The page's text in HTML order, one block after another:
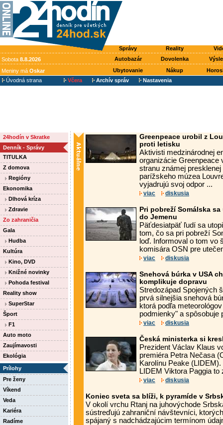
Správy Reality
Sobota 8.8.2026 Autobazár Dovolenka
Meniny má Oskar Ubytovanie Nákup
Úvodná strana
Včera Archív správ Nastavenia
24hodín v Skratke
Denník - Správy
TITULKA
Z domova
Regióny
Ekonomika
Dlhová kríza
Zdravie
Zo zahraničia
Gala
Hudba
Kultúra
Kino, DVD
Knižné novinky
Pohoda festival
Reality show
SuperStar
Šport
F1
Auto moto
Zaujímavosti
Ekológia
Prílohy
Pre ženy
Víkend
Veda
Kariéra
Radíme
Greenpeace urobil z
proti letisku
Aktivisti medzinárodnej
organizácie Greenpeace
stranu známej
parížskeho múzea
vyjadrujú svoj odpor ...
viac diskusia
Pri pobreží Somálska
do Jemenu
Päťdesiatpäť ľudí sa
tom, čo sa pri pobreží
loď. Informoval o tom vo
komisára OSN pre
viac diskusia
Snehová búrka v USA
komplikuje dopravu
Stredozápad Spojených
prvá silnejšia snehová
ktorá podľa
podmienky" a spôsobuje
viac diskusia
Česká ministerka si
Prezident Václav Klaus
premiéra Petra Nečasa
Karolínu Peake
LIDEM Viktora Paggia to
viac diskusia
Koniec sveta sa blíži, k pyramíde v
V okolí vrchu Rtanj na juhovýchode
sústreďujú zahraniční návštevníci,
spájaný s nadchádzajúcim termínom